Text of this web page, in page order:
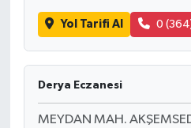
Yol Tarifi Al 0
Derya Eczanesi
MEYDAN MAH.